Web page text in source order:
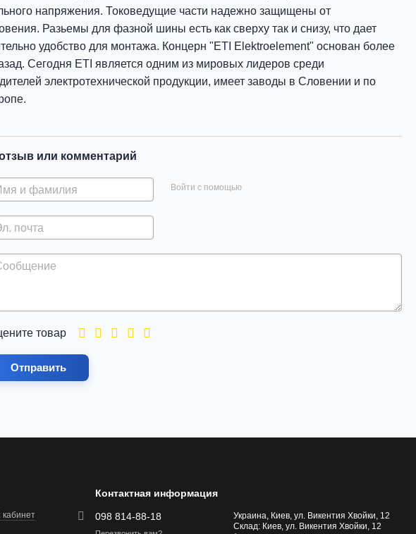
напряжения. Токоведущие части надежно защищены от
Разьемы для фазной шины есть как сверху так и снизу, что дает
удобство для монтажа. Концерн "ETI Elektroelement" основан более
Сегодня ETI является одним из мировых лидеров среди
электротехнической продукции, имеет заводы в Словении и по
или комментарий
Войти с помощью
товар
Отправить
Контактная информация
098 814-88-18
Украина, Киев, ул. Викентия Хвойки, 12
Склад: Киев, ул. Викентия Хвойки, 12